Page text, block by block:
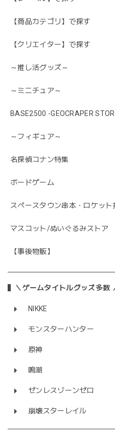
【商品カテゴリ】で探す
【クリエイター】で探す
～推し活グッズ～
～ミニチュア～
BASE2500 -GEOCRAPER
～フィギュア～
名探偵コナン特集
ボードゲーム
スペースタウン串本・ロケッ
マスコット/ぬいぐるみストア
【事後物販】
＼ゲームタイトルグッズ多数
NIKKE
モンスターハンター
原神
鳴潮
ゼンレスゾーンゼロ
崩壊スターレイル